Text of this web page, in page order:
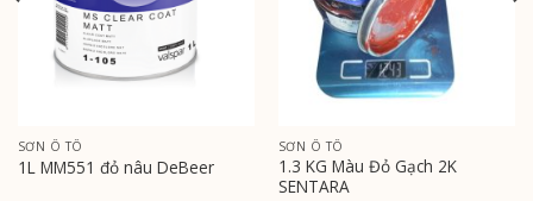
SƠN Ô TÔ
1L MM551 đỏ nâu DeBeer
SƠN Ô TÔ
1.3 KG Màu Đỏ Gạch 2K
SENTARA